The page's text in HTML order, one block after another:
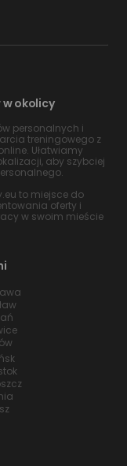
w okolicy
personalnych i
treningowego z
Ułatwiamy
aby szybciej
to miejsce do
oferty i
w swoim mieście